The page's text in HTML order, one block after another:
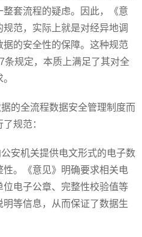
套流程的疑虑。因此，《意
范，实际上就是对经异地调
的安全性的保障。这种规范
条规定，本质上满足了其对全
的全流程数据安全管理制度而
规范：
安机关提供电文形式的电子数
。《意见》明确要求相关电
电子公章、完整性校验值等
等信息，从而保证了数据生